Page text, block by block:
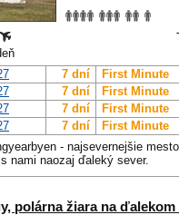
7 dní First Minute
7 dní First Minute
7 dní First Minute
7 dní First Minute
- najsevernejšie
nami naozaj ďaleký sever.
polárna žiara na ďalekom